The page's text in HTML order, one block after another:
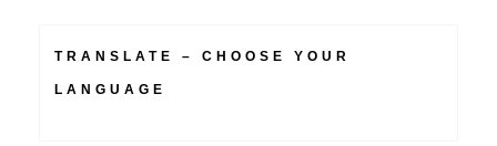
TRANSLATE – CHOOSE YOUR
LANGUAGE